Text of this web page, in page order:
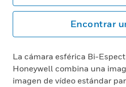
Encontrar
La cámara esférica Bi-
Honeywell combina una
imagen de vídeo estándar